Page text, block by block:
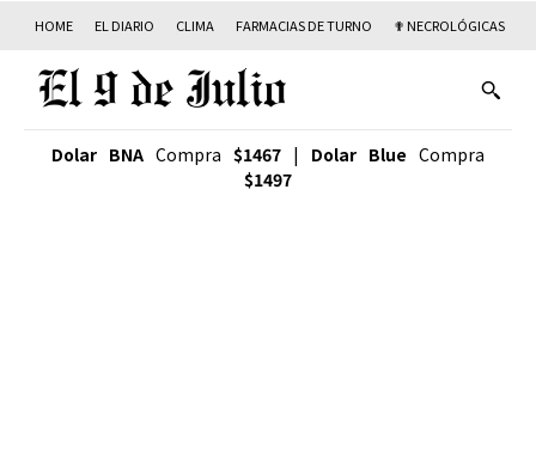
HOME EL DIARIO CLIMA FARMACIAS DE TURNO ✟ NECROLÓGICAS
Dolar BNA Compra $1467 | Dolar Blue Compra
$1497